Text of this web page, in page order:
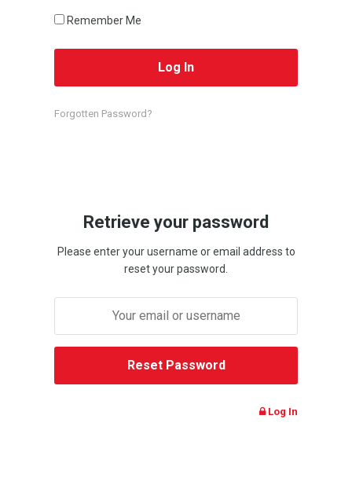
Remember Me
Forgotten Password?
Retrieve your password
Please enter your username or email address to
reset your password.
Log In